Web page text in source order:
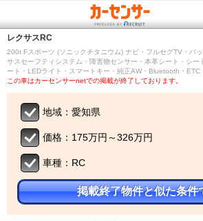
レクサス RC
200t Fスポーツ (ソニックチタニウム) ナビ・フルセグTV・バ
サスセーフティシステム・障害物センサー・本革シート・シー
ート・LEDライト・スマートキー・純正AW・Bluetooth・ETC
この車はカーセンサーnetでの掲載が終了しております。
地域：愛知県
価格：175万円～326万円
車種：RC
掲載終了物件と似た条件